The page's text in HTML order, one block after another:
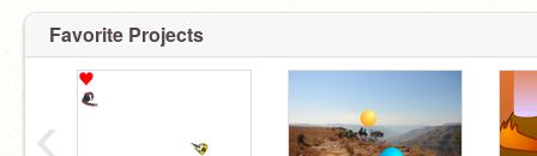
нет я серьезно
Favorite Projects
‹